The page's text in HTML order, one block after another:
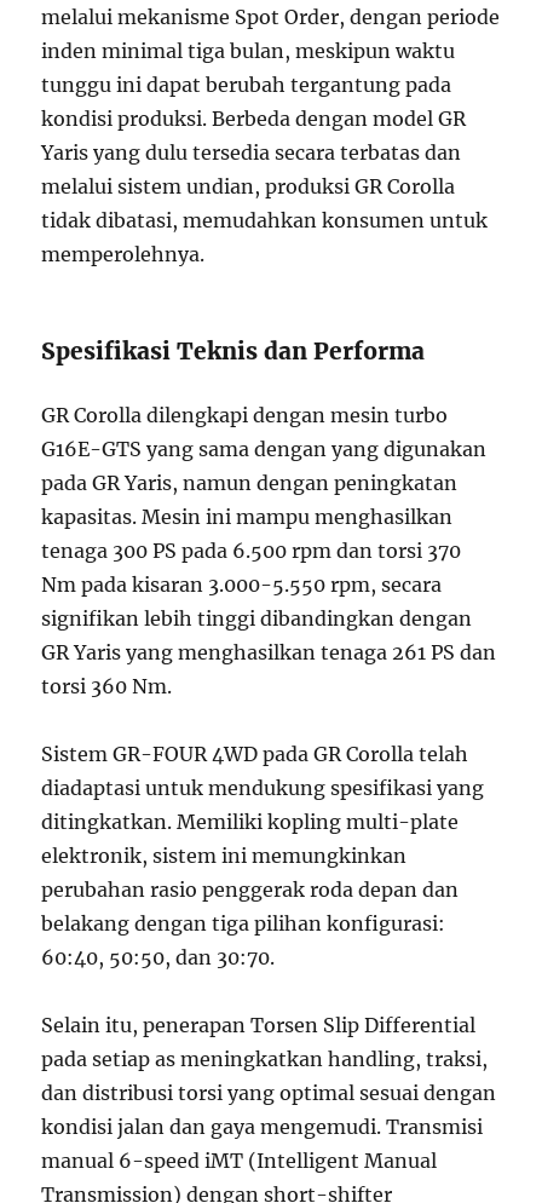
melalui mekanisme Spot Order, dengan periode
inden minimal tiga bulan, meskipun waktu
tunggu ini dapat berubah tergantung pada
kondisi produksi. Berbeda dengan model GR
Yaris yang dulu tersedia secara terbatas dan
melalui sistem undian, produksi GR Corolla
tidak dibatasi, memudahkan konsumen untuk
memperolehnya.
Spesifikasi Teknis dan Performa
GR Corolla dilengkapi dengan mesin turbo
G16E-GTS yang sama dengan yang digunakan
pada GR Yaris, namun dengan peningkatan
kapasitas. Mesin ini mampu menghasilkan
tenaga 300 PS pada 6.500 rpm dan torsi 370
Nm pada kisaran 3.000-5.550 rpm, secara
signifikan lebih tinggi dibandingkan dengan
GR Yaris yang menghasilkan tenaga 261 PS dan
torsi 360 Nm.
Sistem GR-FOUR 4WD pada GR Corolla telah
diadaptasi untuk mendukung spesifikasi yang
ditingkatkan. Memiliki kopling multi-plate
elektronik, sistem ini memungkinkan
perubahan rasio penggerak roda depan dan
belakang dengan tiga pilihan konfigurasi:
60:40, 50:50, dan 30:70.
Selain itu, penerapan Torsen Slip Differential
pada setiap as meningkatkan handling, traksi,
dan distribusi torsi yang optimal sesuai dengan
kondisi jalan dan gaya mengemudi. Transmisi
manual 6-speed iMT (Intelligent Manual
Transmission) dengan short-shifter